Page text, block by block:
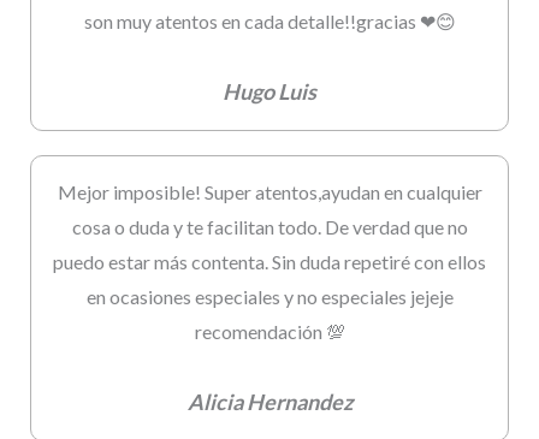
son muy atentos en cada detalle!!gracias ❤😊
Hugo Luis
Mejor imposible! Super atentos,ayudan en cualquier
cosa o duda y te facilitan todo. De verdad que no
puedo estar más contenta. Sin duda repetiré con ellos
en ocasiones especiales y no especiales jejeje
recomendación 💯
Alicia Hernandez